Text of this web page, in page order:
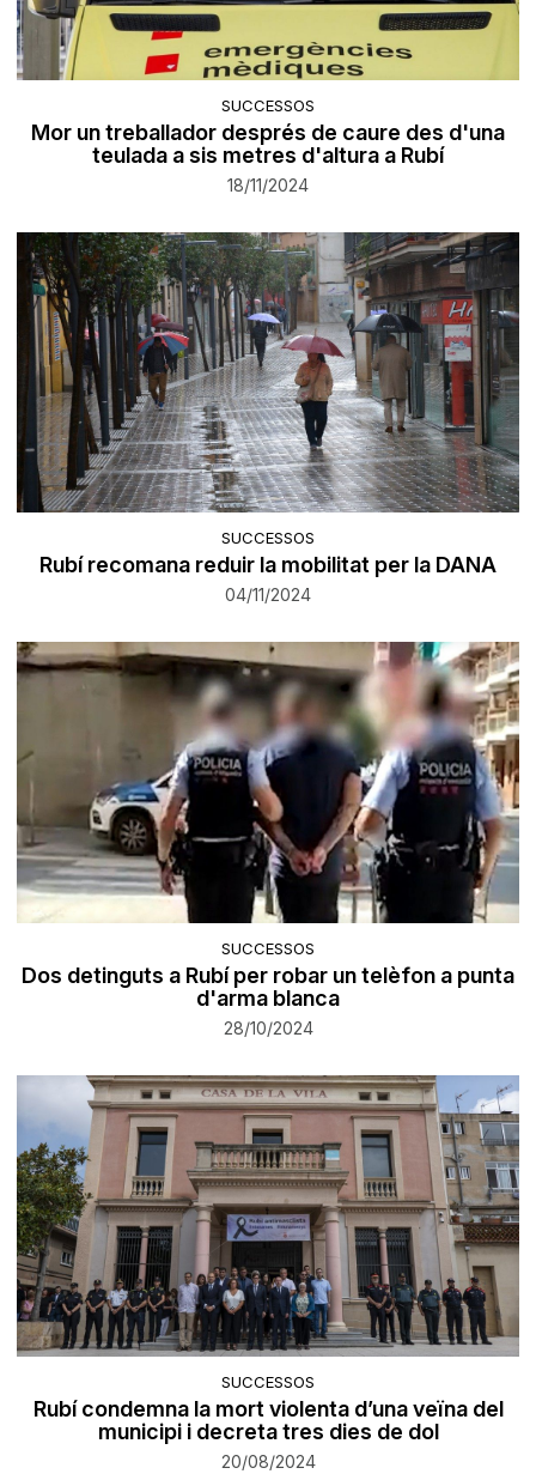
SUCCESSOS
Mor un treballador després de caure des d'una
teulada a sis metres d'altura a Rubí
18/11/2024
SUCCESSOS
Rubí recomana reduir la mobilitat per la DANA
04/11/2024
SUCCESSOS
Dos detinguts a Rubí per robar un telèfon a punta
d'arma blanca
28/10/2024
SUCCESSOS
Rubí condemna la mort violenta d’una veïna del
municipi i decreta tres dies de dol
20/08/2024